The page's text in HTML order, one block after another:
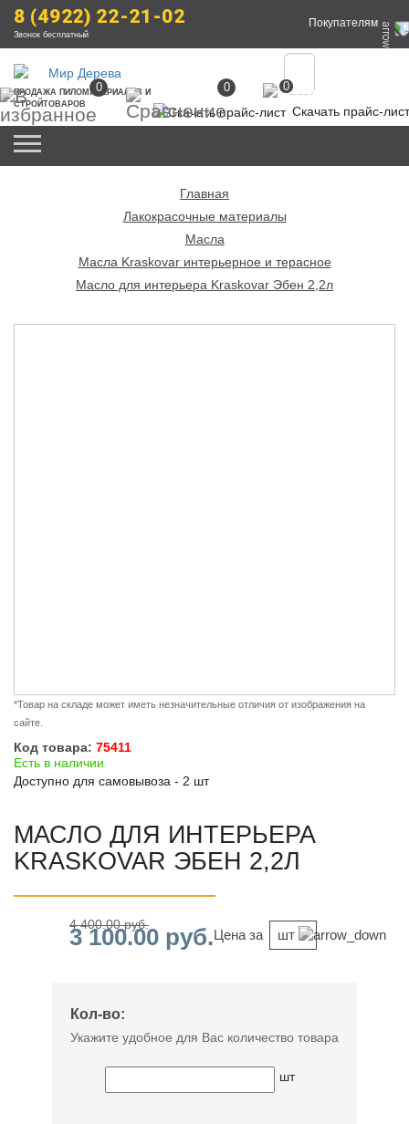
8 (4922) 22-21-02
Звонок бесплатный
Покупателям
ПРОДАЖА ПИЛОМАТЕРИАЛОВ И
СТРОЙТОВАРОВ
Скачать прайс-лист
0 0 0
Главная
Лакокрасочные материалы
Масла
Масла Kraskovar интерьерное и терасное
Масло для интерьера Kraskovar Эбен 2,2л
*Товар на складе может иметь незначительные отличия от изображения на
сайте.
Код товара: 75411
Есть в наличии
Доступно для самовывоза - 2 шт
МАСЛО ДЛЯ ИНТЕРЬЕРА
KRASKOVAR ЭБЕН 2,2Л
4 400.00 руб.
3 100.00 руб.Цена за шт
Кол-во:
Укажите удобное для Вас количество товара
шт